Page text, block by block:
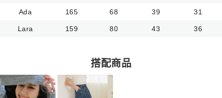
Ada 165 68 39 31
Lara 159 80 43 36
搭配商品